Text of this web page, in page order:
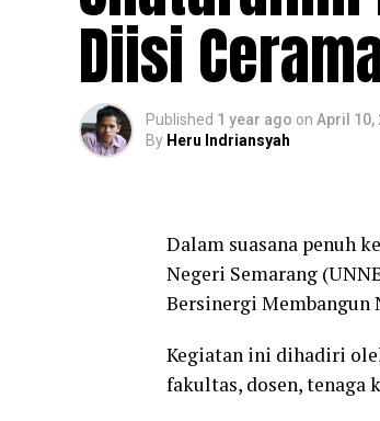
Diisi
Published 1 year ago on April 10,
By Heru Indriansyah
Dalam suasana penuh
Negeri Semarang
Bersinergi Membangun
Kegiatan ini dihadiri
fakultas, dosen, tenaga